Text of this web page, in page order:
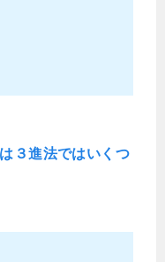
３進法ではいくつ